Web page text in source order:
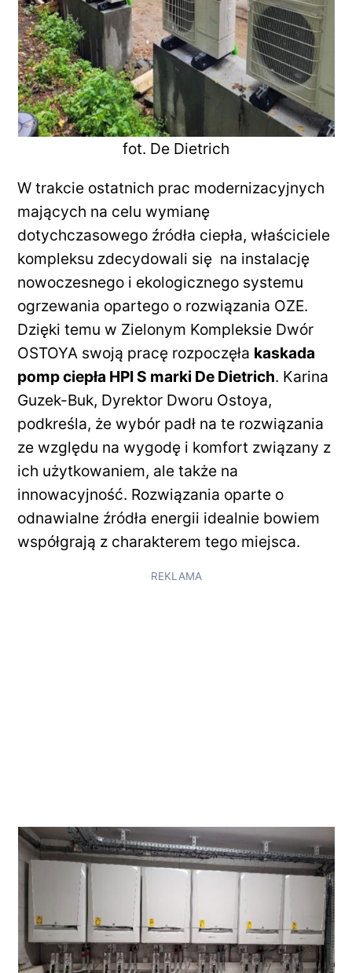
fot. De Dietrich
W trakcie ostatnich prac modernizacyjnych
mających na celu wymianę
dotychczasowego źródła ciepła, właściciele
kompleksu zdecydowali się na instalację
nowoczesnego i ekologicznego systemu
ogrzewania opartego o rozwiązania OZE.
Dzięki temu w Zielonym Kompleksie Dwór
OSTOYA swoją pracę rozpoczęła kaskada
pomp ciepła HPI S marki De Dietrich. Karina
Guzek-Buk, Dyrektor Dworu Ostoya,
podkreśla, że wybór padł na te rozwiązania
ze względu na wygodę i komfort związany z
ich użytkowaniem, ale także na
innowacyjność. Rozwiązania oparte o
odnawialne źródła energii idealnie bowiem
współgrają z charakterem tego miejsca.
REKLAMA